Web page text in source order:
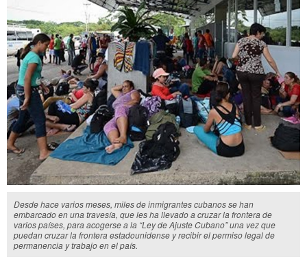
Desde hace varios meses, miles de inmigrantes cubanos se han
embarcado en una travesía, que les ha llevado a cruzar la frontera de
varios países, para acogerse a la “Ley de Ajuste Cubano” una vez que
puedan cruzar la frontera estadounidense y recibir el permiso legal de
permanencia y trabajo en el país.